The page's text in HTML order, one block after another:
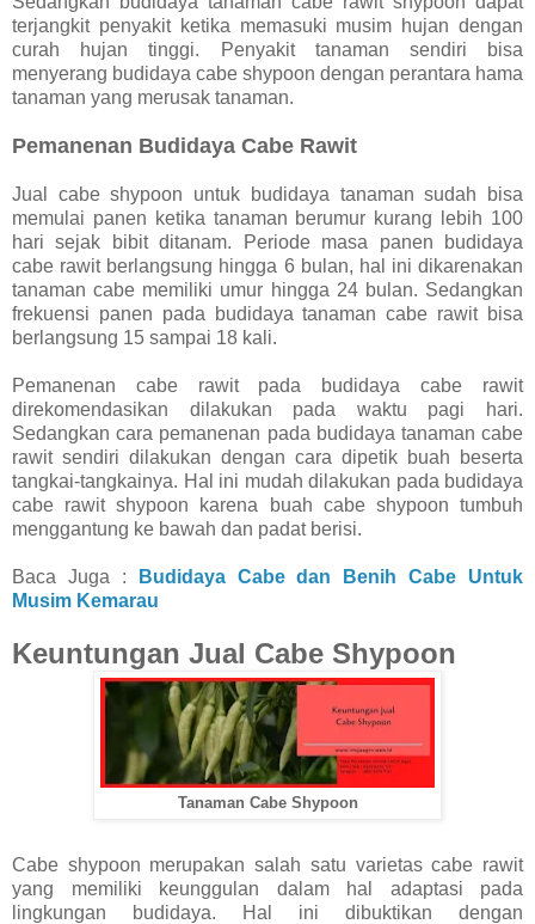
terjangkit penyakit ketika memasuki musim hujan dengan
curah hujan tinggi. Penyakit tanaman sendiri bisa
menyerang budidaya cabe shypoon dengan perantara hama
tanaman yang merusak tanaman.
Pemanenan Budidaya Cabe Rawit
Jual cabe shypoon untuk budidaya tanaman sudah bisa
memulai panen ketika tanaman berumur kurang lebih 100
hari sejak bibit ditanam. Periode masa panen budidaya
cabe rawit berlangsung hingga 6 bulan, hal ini dikarenakan
tanaman cabe memiliki umur hingga 24 bulan. Sedangkan
frekuensi panen pada budidaya tanaman cabe rawit bisa
berlangsung 15 sampai 18 kali.
Pemanenan cabe rawit pada budidaya cabe rawit
direkomendasikan dilakukan pada waktu pagi hari.
Sedangkan cara pemanenan pada budidaya tanaman cabe
rawit sendiri dilakukan dengan cara dipetik buah beserta
tangkai-tangkainya. Hal ini mudah dilakukan pada budidaya
cabe rawit shypoon karena buah cabe shypoon tumbuh
menggantung ke bawah dan padat berisi.
Baca Juga :
Budidaya Cabe dan Benih Cabe Untuk
Musim Kemarau
Keuntungan Jual Cabe Shypoon
Tanaman Cabe Shypoon
Cabe shypoon merupakan salah satu varietas cabe rawit
yang memiliki keunggulan dalam hal adaptasi pada
lingkungan budidaya. Hal ini dibuktikan dengan